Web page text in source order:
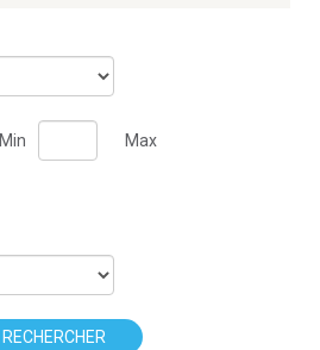
Min Max
RECHERCHER